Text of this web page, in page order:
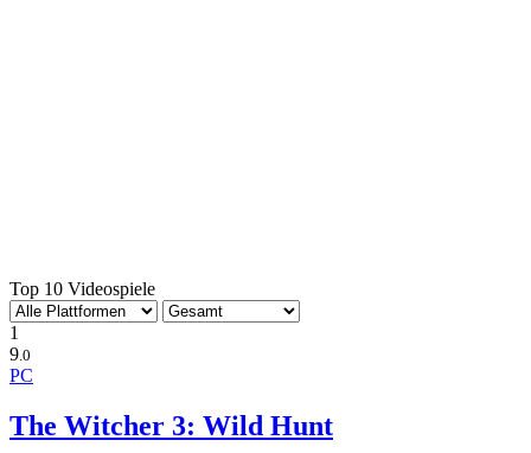
Top 10 Videospiele
1
9 .0
PC
The Witcher 3: Wild Hunt